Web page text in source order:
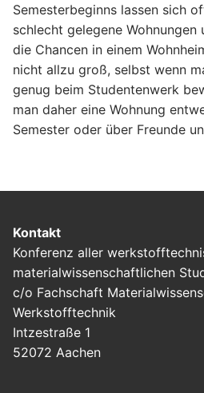
Semesterbeginns lassen sich
schlecht gelegene Wohnungen
die Chancen in einem
nicht allzu groß, selbst wenn
genug beim Studentenwerk
man daher eine Wohnung
Semester oder über Freunde
Kontakt
Konferenz aller
materialwissenschaftlichen
c/o Fachschaft
Werkstofftechnik
Intzestraße 1
52072 Aachen